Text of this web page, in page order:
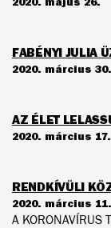
FABÉNYI JULIA
2020. március 30.
AZ ÉLET
2020. március 17.
RENDKÍVÜLI
2020. március 11.
A KORONAVÍRUS